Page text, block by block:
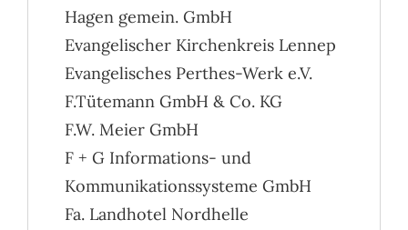
Hagen gemein. GmbH
Evangelischer Kirchenkreis Lennep
Evangelisches Perthes-Werk e.V.
F.Tütemann GmbH & Co. KG
F.W. Meier GmbH
F + G Informations- und
Kommunikationssysteme GmbH
Fa. Landhotel Nordhelle